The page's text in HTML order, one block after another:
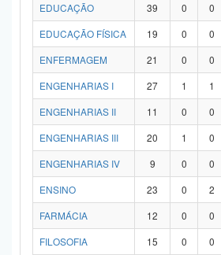
EDUCAÇÃO
39 0 0
EDUCAÇÃO FÍSICA
19 0 0
ENFERMAGEM
21 0 0
ENGENHARIAS I
27 1 1
ENGENHARIAS II
11 0 0
ENGENHARIAS III
20 1 0
ENGENHARIAS IV
9 0 0
ENSINO
23 0 2
FARMÁCIA
12 0 0
FILOSOFIA
15 0 0